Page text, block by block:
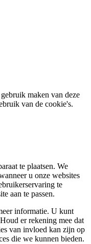
maken van deze
van de cookie's.
te plaatsen. We
u onze websites
te
aan te passen.
informatie. U kunt
er rekening mee dat
van invloed kan zijn op
die we kunnen bieden.